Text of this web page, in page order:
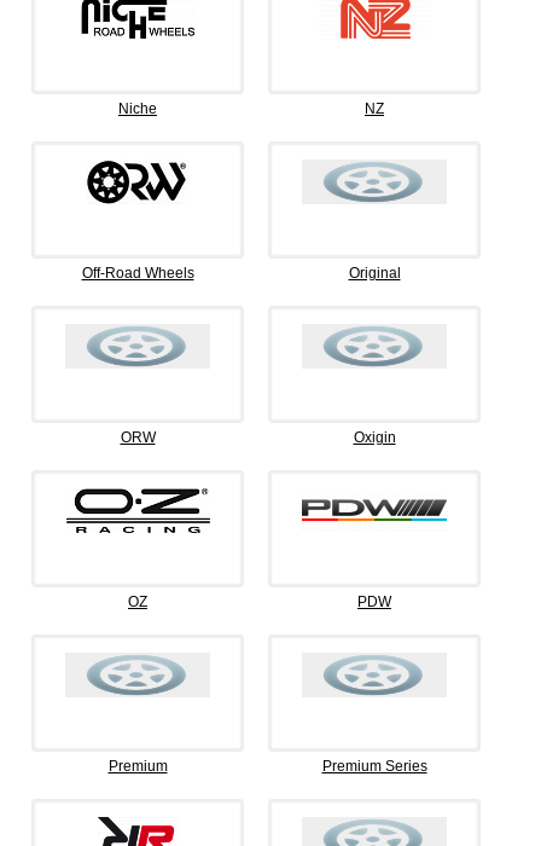
Niche NZ
Off-Road Wheels Original
ORW Oxigin
OZ PDW
Premium Premium Series